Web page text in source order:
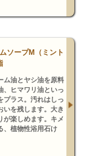
ソープM（ミント
ム油とヤシ油を原料
、ヒマワリ油といっ
プラス。汚れはしっ
いを残します。大き
が楽しめます。キメ
、植物性浴用石け